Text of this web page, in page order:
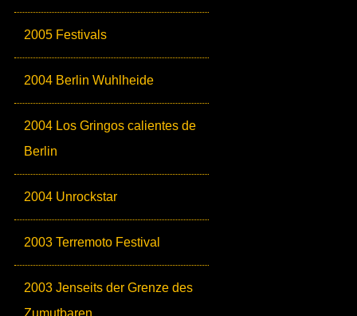
2005 Festivals
2004 Berlin Wuhlheide
2004 Los Gringos calientes de
Berlin
2004 Unrockstar
2003 Terremoto Festival
2003 Jenseits der Grenze des
Zumutbaren